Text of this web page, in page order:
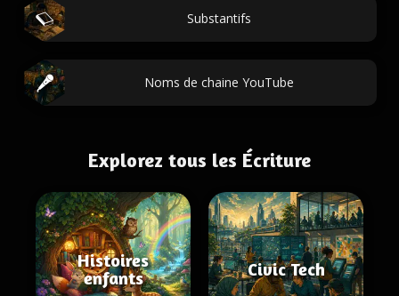
Substantifs
Noms de chaine YouTube
Explorez tous les Écriture
Histoires
enfants
Civic Tech